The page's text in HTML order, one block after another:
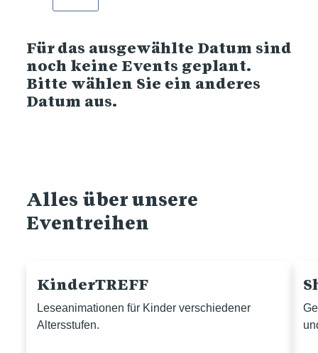
Für das ausgewählte Datum sind
noch keine Events geplant.
Bitte wählen Sie ein anderes
Datum aus.
Alles über unsere
Eventreihen
KinderTREFF
Leseanimationen für Kinder verschiedener
Altersstufen.